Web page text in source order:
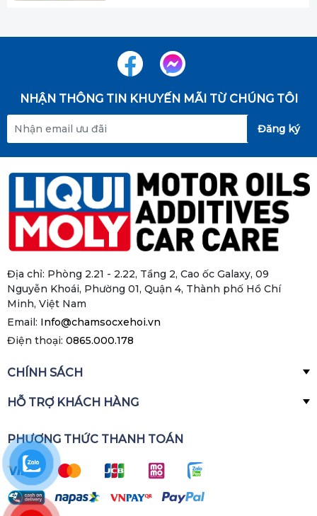
NHẬN THÔNG TIN KHUYẾN MÃI TỪ CHÚNG TÔI
Đăng ký
Địa chỉ: Phòng 2.21 - 2.22, Tầng 2, Cao ốc Galaxy, 09
Nguyễn Khoái, Phường 01, Quận 4, Thành phố Hồ Chí
Minh, Việt Nam
Email: Info@chamsocxehoi.vn
Điện thoại: 0865.000.178
CHÍNH SÁCH
HỖ TRỢ KHÁCH HÀNG
PHƯƠNG THỨC THANH TOÁN